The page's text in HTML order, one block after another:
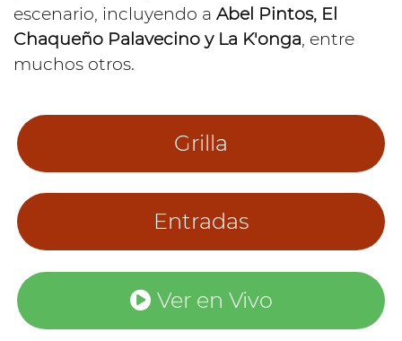
escenario, incluyendo a Abel Pintos, El
Chaqueño Palavecino y La K'onga, entre
muchos otros.
Grilla
Entradas
Ver en Vivo